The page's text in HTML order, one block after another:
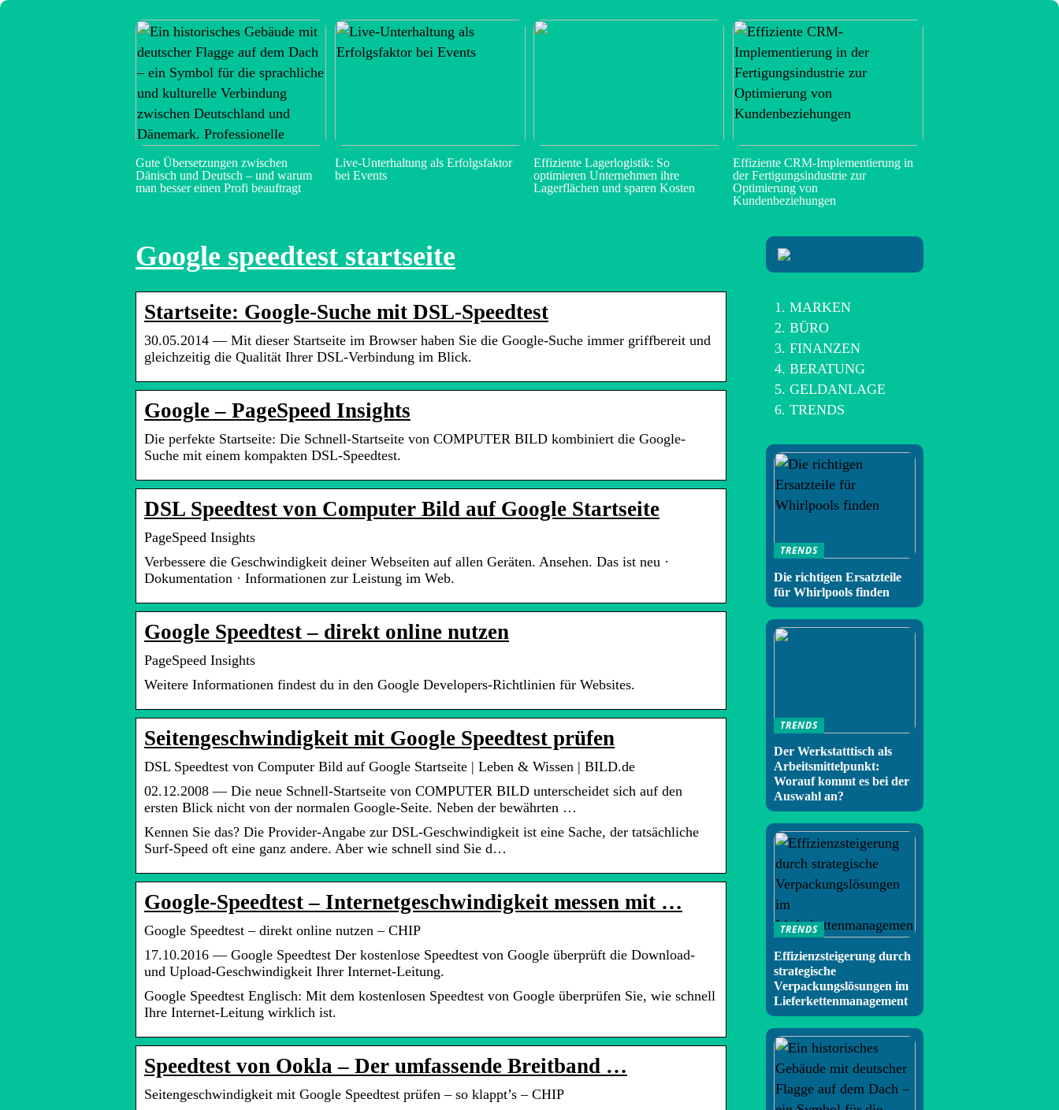
Gute Übersetzungen zwischen
Dänisch und Deutsch – und warum
man besser einen Profi beauftragt
Live-Unterhaltung als Erfolgsfaktor
bei Events
Effiziente Lagerlogistik: So
optimieren Unternehmen ihre
Lagerflächen und sparen Kosten
Effiziente CRM-Implementierung in
der Fertigungsindustrie zur
Optimierung von
Kundenbeziehungen
Google speedtest startseite
Startseite: Google-Suche mit DSL-Speedtest
30.05.2014 — Mit dieser Startseite im Browser haben Sie die Google-Suche immer griffbereit und
gleichzeitig die Qualität Ihrer DSL-Verbindung im Blick.
Google – PageSpeed Insights
Die perfekte Startseite: Die Schnell-Startseite von COMPUTER BILD kombiniert die Google-
Suche mit einem kompakten DSL-Speedtest.
DSL Speedtest von Computer Bild auf Google Startseite
PageSpeed Insights
Verbessere die Geschwindigkeit deiner Webseiten auf allen Geräten. Ansehen. Das ist neu ·
Dokumentation · Informationen zur Leistung im Web.
Google Speedtest – direkt online nutzen
PageSpeed Insights
Weitere Informationen findest du in den Google Developers-Richtlinien für Websites.
Seitengeschwindigkeit mit Google Speedtest prüfen
DSL Speedtest von Computer Bild auf Google Startseite | Leben & Wissen | BILD.de
02.12.2008 — Die neue Schnell-Startseite von COMPUTER BILD unterscheidet sich auf den
ersten Blick nicht von der normalen Google-Seite. Neben der bewährten …
Kennen Sie das? Die Provider-Angabe zur DSL-Geschwindigkeit ist eine Sache, der tatsächliche
Surf-Speed oft eine ganz andere. Aber wie schnell sind Sie d…
Google-Speedtest – Internetgeschwindigkeit messen mit …
Google Speedtest – direkt online nutzen – CHIP
17.10.2016 — Google Speedtest Der kostenlose Speedtest von Google überprüft die Download-
und Upload-Geschwindigkeit Ihrer Internet-Leitung.
Google Speedtest Englisch: Mit dem kostenlosen Speedtest von Google überprüfen Sie, wie schnell
Ihre Internet-Leitung wirklich ist.
Speedtest von Ookla – Der umfassende Breitband …
Seitengeschwindigkeit mit Google Speedtest prüfen – so klappt’s – CHIP
MARKEN
BÜRO
FINANZEN
BERATUNG
GELDANLAGE
TRENDS
TRENDS
Die richtigen Ersatzteile
für Whirlpools finden
TRENDS
Der Werkstatttisch als
Arbeitsmittelpunkt:
Worauf kommt es bei der
Auswahl an?
TRENDS
Effizienzsteigerung durch
strategische
Verpackungslösungen im
Lieferkettenmanagement